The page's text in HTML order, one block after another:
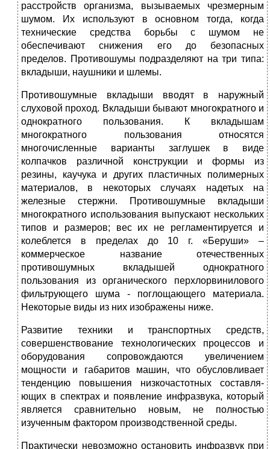
расстройств организма, вызываемых чрезмерным
шумом. Их используют в основном тогда, когда
технические средства борьбы с шумом не
обеспечивают снижения его до безопасных
пределов. Противошумы подразделяют на три типа:
вкладыши, наушники и шлемы.
Противошумные вкладыши вводят в наружный
слуховой проход. Вкладыши бывают многократного и
однократного пользования. К вкладышам
многократного пользования относятся
многочисленные варианты заглушек в виде
колпачков различной конструкции и формы из
резины, каучука и других пластичных полимерных
материалов, в некоторых случаях надетых на
железные стержни. Противошумные вкладыши
многократного использования выпускают нескольких
типов и размеров; вес их не регламентируется и
колеблется в пределах до 10 г. «Беруши» –
коммерческое название отечественных
противошумных вкладышей однократного
пользования из органического перхлорвинилового
фильтрующего шума - поглощающего материала.
Некоторые виды из них изображены ниже.
Развитие техники и транспортных средств,
совершенствование технологических процессов и
оборудо­вания сопровождаются увеличени­ем
мощности и габаритов машин, что обусловливает
тенденцию по­вышения низкочастотных составля­
ющих в спектрах и появление инф­развука, который
является сравнительно новым, не полностью
изученным фактором производственной среды.
Практически невозможно остановить инфразвук при